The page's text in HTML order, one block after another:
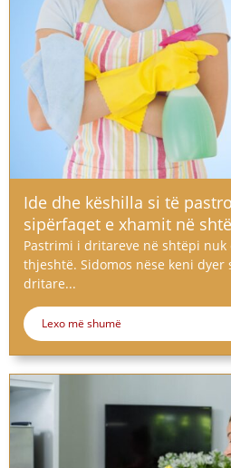
Ide dhe këshilla si të
sipërfaqet e xhamit në
Pastrimi i dritareve në shtëpi
thjeshtë. Sidomos nëse keni dyer
dritare...
Lexo më shumë